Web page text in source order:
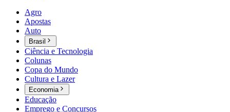
Agro
Apostas
Auto
Brasil
Ciência e Tecnologia
Colunas
Copa do Mundo
Cultura e Lazer
Economia
Educação
Emprego e Concursos